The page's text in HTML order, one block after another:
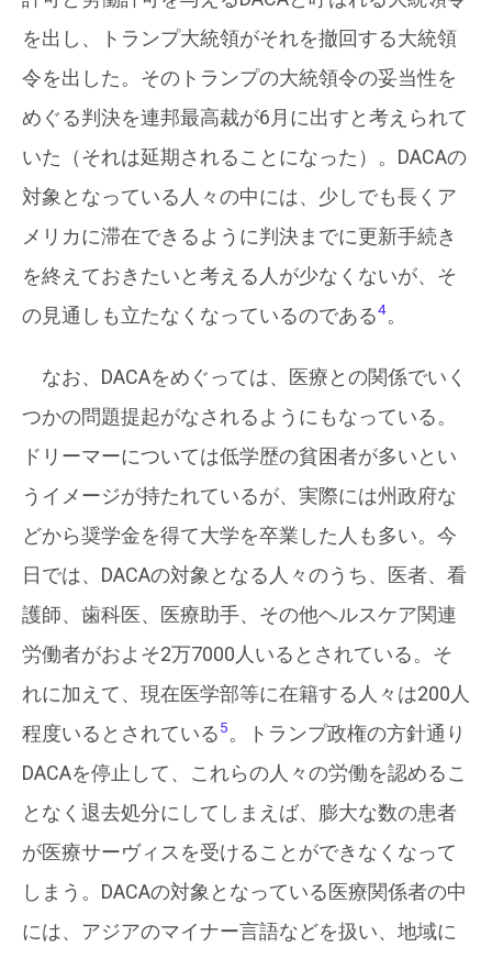
を出し、トランプ大統領がそれを撤回する大統領
令を出した。そのトランプの大統領令の妥当性を
めぐる判決を連邦最高裁が6月に出すと考えられて
いた（それは延期されることになった）。DACAの
対象となっている人々の中には、少しでも長くア
メリカに滞在できるように判決までに更新手続き
を終えておきたいと考える人が少なくないが、そ
の見通しも立たなくなっているのである4。
なお、DACAをめぐっては、医療との関係でいく
つかの問題提起がなされるようにもなっている。
ドリーマーについては低学歴の貧困者が多いとい
うイメージが持たれているが、実際には州政府な
どから奨学金を得て大学を卒業した人も多い。今
日では、DACAの対象となる人々のうち、医者、看
護師、歯科医、医療助手、その他ヘルスケア関連
労働者がおよそ2万7000人いるとされている。そ
れに加えて、現在医学部等に在籍する人々は200人
程度いるとされている5。トランプ政権の方針通り
DACAを停止して、これらの人々の労働を認めるこ
となく退去処分にしてしまえば、膨大な数の患者
が医療サーヴィスを受けることができなくなって
しまう。DACAの対象となっている医療関係者の中
には、アジアのマイナー言語などを扱い、地域に